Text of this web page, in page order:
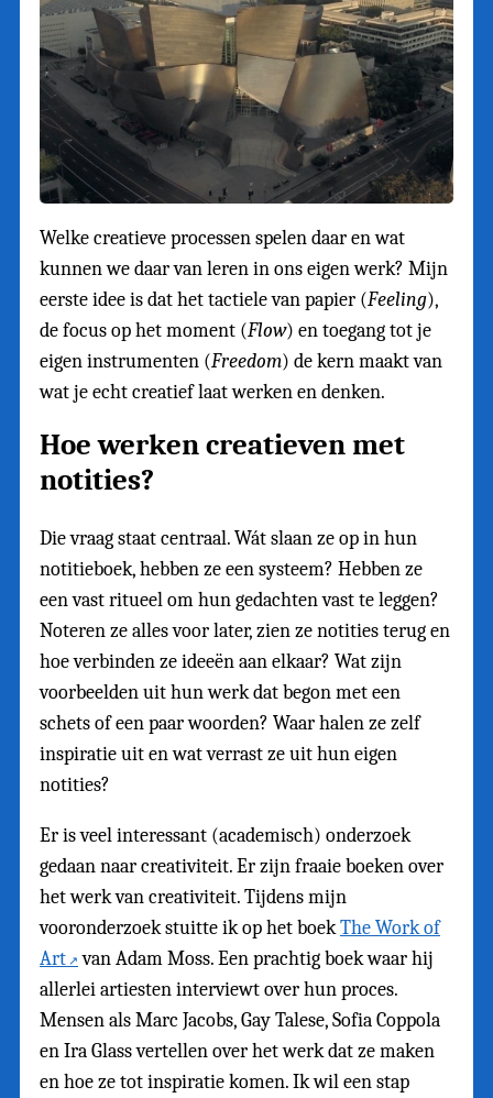
Welke creatieve processen spelen daar en wat
kunnen we daar van leren in ons eigen werk? Mijn
eerste idee is dat het tactiele van papier (Feeling),
de focus op het moment (Flow) en toegang tot je
eigen instrumenten (Freedom) de kern maakt van
wat je echt creatief laat werken en denken.
Hoe werken creatieven met
notities?
Die vraag staat centraal. Wát slaan ze op in hun
notitieboek, hebben ze een systeem? Hebben ze
een vast ritueel om hun gedachten vast te leggen?
Noteren ze alles voor later, zien ze notities terug en
hoe verbinden ze ideeën aan elkaar? Wat zijn
voorbeelden uit hun werk dat begon met een
schets of een paar woorden? Waar halen ze zelf
inspiratie uit en wat verrast ze uit hun eigen
notities?
Er is veel interessant (academisch) onderzoek
gedaan naar creativiteit. Er zijn fraaie boeken over
het werk van creativiteit. Tijdens mijn
vooronderzoek stuitte ik op het boekThe Work of
Art
van Adam Moss. Een prachtig boek waar hij
allerlei artiesten interviewt over hun proces.
Mensen als Marc Jacobs, Gay Talese, Sofia Coppola
en Ira Glass vertellen over het werk dat ze maken
en hoe ze tot inspiratie komen. Ik wil een stap